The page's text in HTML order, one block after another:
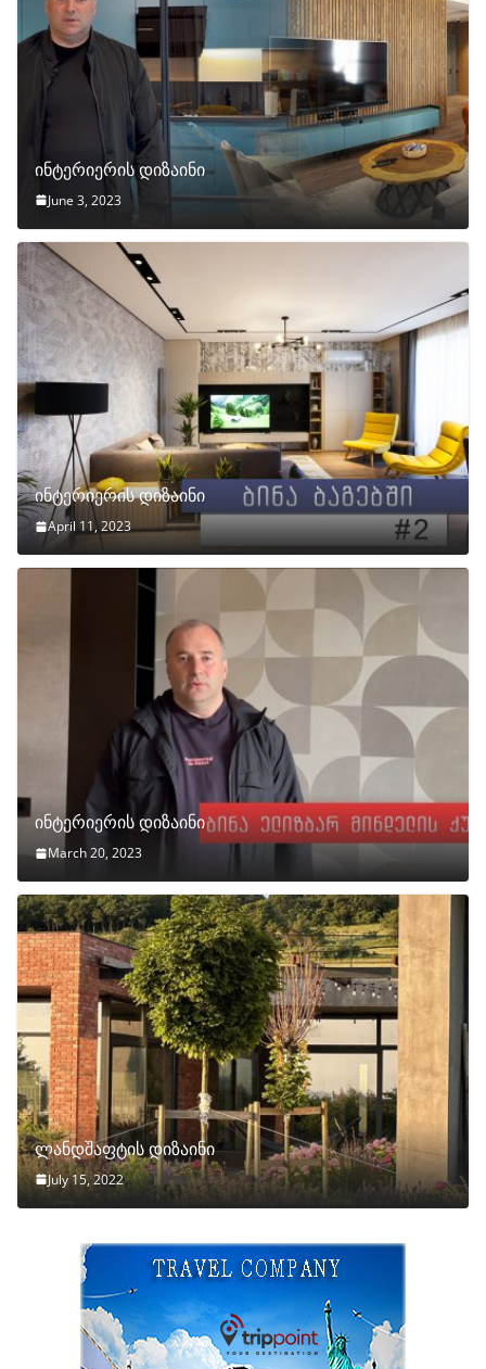
ინტერიერის დიზაინი
June 3, 2023
ინტერიერის დიზაინი
April 11, 2023
ინტერიერის დიზაინი
March 20, 2023
ლანდშაფტის დიზაინი
July 15, 2022